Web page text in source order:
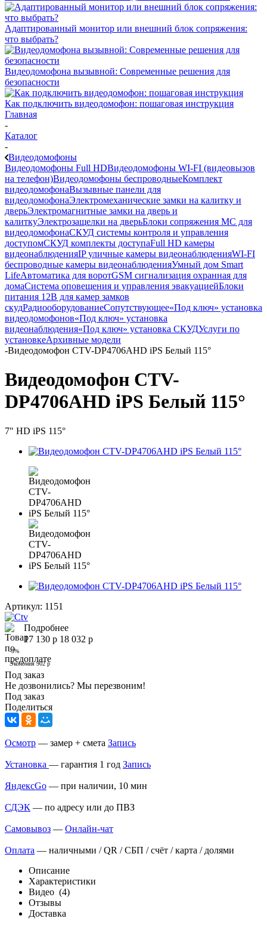
Адаптированный монитор или внешний блок сопряжения:
что выбрать?
Видеодомофона вызывной: Современные решения для
безопасности
Как подключить видеодомофон: пошаговая инструкция
Главная
-
Каталог
-
Видеодомофоны
Видеодомофоны Full HDВидеодомофоны WI-FI (видеовызов
на телефон)Видеодомофоны беспроводныеКомплект
видеодомофонаВызывные панели для
видеодомофонаЭлектромеханические замки на калитку и
дверьЭлектромагнитные замки на дверь и
калиткуЭлектрозащелки на дверьБлоки сопряжения МС для
видеодомофонаСКУД системы контроля и управления
доступомСКУД комплекты доступаFull HD камеры
видеонаблюденияIP уличные камеры видеонаблюденияWI-FI
беспроводные камеры видеонаблюденияУмный дом Smart
LifeАвтоматика для воротGSM сигнализация охранная для
домаCистема оповещения и управления эвакуациейБлоки
питания 12В для камер замков
скудРадиооборудованиеСопутствующее«Под ключ» установка
видеодомофонов«Под ключ» установка
видеонаблюдения«Под ключ» установка СКУДУслуги по
установкеАрхивные модели
-Видеодомофон CTV-DP4706AHD iPS Белый 115°
Видеодомофон CTV-
DP4706AHD iPS Белый 115°
7" HD iPS 115°
Артикул: 1151
Подробнее
17 130 р 18 032 р
-5%
Экономия902р
Под заказ
Не дозвонились? Мы перезвоним!
Под заказ
Поделиться
Осмотр — замер + смета Запись
Установка — гарантия 1 год Запись
ЯндексGo — при наличии, 10 мин
СДЭК — по адресу или до ПВЗ
Самовывоз — Онлайн-чат
Оплата — наличными / QR / СБП / счёт / карта / долями
Описание
Характеристики
Видео (4)
Отзывы
Доставка